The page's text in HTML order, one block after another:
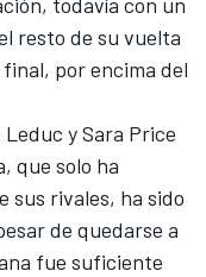
resto de su vuelta
por encima del
y Sara Price
que solo ha
sus rivales, ha sido
de quedarse a
fue suficiente